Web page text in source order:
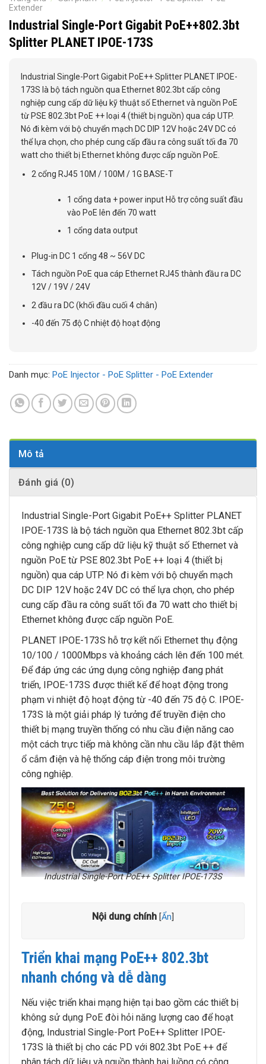
Extender
Industrial Single-Port Gigabit PoE++802.3bt
Splitter PLANET IPOE-173S
Industrial Single-Port Gigabit PoE++ Splitter PLANET IPOE-
173S là bộ tách nguồn qua Ethernet 802.3bt cấp công
nghiệp cung cấp dữ liệu kỹ thuật số Ethernet và nguồn PoE
từ PSE 802.3bt PoE ++ loại 4 (thiết bị nguồn) qua cáp UTP.
Nó đi kèm với bộ chuyển mạch DC DIP 12V hoặc 24V DC có
thể lựa chọn, cho phép cung cấp đầu ra công suất tối đa 70
watt cho thiết bị Ethernet không được cấp nguồn PoE.
2 cổng RJ45 10M / 100M / 1G BASE-T
1 cổng data + power input Hỗ trợ công suất đầu
vào PoE lên đến 70 watt
1 cổng data output
Plug-in DC 1 cổng 48 ~ 56V DC
Tách nguồn PoE qua cáp Ethernet RJ45 thành đầu ra DC
12V / 19V / 24V
2 đầu ra DC (khối đầu cuối 4 chân)
-40 đến 75 độ C nhiệt độ hoạt động
Danh mục: PoE Injector - PoE Splitter - PoE Extender
Mô tả
Đánh giá (0)
Industrial Single-Port Gigabit PoE++ Splitter PLANET
IPOE-173S là bộ tách nguồn qua Ethernet 802.3bt cấp
công nghiệp cung cấp dữ liệu kỹ thuật số Ethernet và
nguồn PoE từ PSE 802.3bt PoE ++ loại 4 (thiết bị
nguồn) qua cáp UTP. Nó đi kèm với bộ chuyển mạch
DC DIP 12V hoặc 24V DC có thể lựa chọn, cho phép
cung cấp đầu ra công suất tối đa 70 watt cho thiết bị
Ethernet không được cấp nguồn PoE.
PLANET IPOE-173S hỗ trợ kết nối Ethernet thụ động
10/100 / 1000Mbps và khoảng cách lên đến 100 mét.
Để đáp ứng các ứng dụng công nghiệp đang phát
triển, IPOE-173S được thiết kế để hoạt động trong
phạm vi nhiệt độ hoạt động từ -40 đến 75 độ C. IPOE-
173S là một giải pháp lý tưởng để truyền điện cho
thiết bị mạng truyền thống có nhu cầu điện năng cao
một cách trực tiếp mà không cần nhu cầu lắp đặt thêm
ổ cắm điện và hệ thống cáp điện trong môi trường
công nghiệp.
Industrial Single-Port PoE++ Splitter IPOE-173S
Nội dung chính [Ẩn
Triển khai mạng PoE++ 802.3bt
nhanh chóng và dễ dàng
Nếu việc triển khai mạng hiện tại bao gồm các thiết bị
không sử dụng PoE đòi hỏi năng lượng cao để hoạt
động, Industrial Single-Port PoE++ Splitter IPOE-
173S là thiết bị cho các PD với 802.3bt PoE ++ để